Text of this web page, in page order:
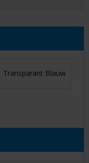
Transparant Blauw